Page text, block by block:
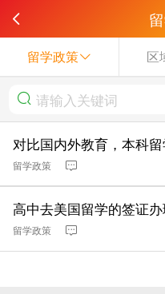
留学政策 区
对比国内外教育，本科
留学政策
高中去美国留学的签证
留学政策